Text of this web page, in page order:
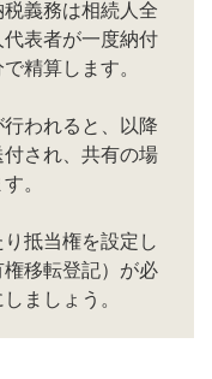
義務は相続人全
表者が一度納付
精算します。
われると、以降
され、共有の場
。
抵当権を設定し
移転登記）が必
ましょう。